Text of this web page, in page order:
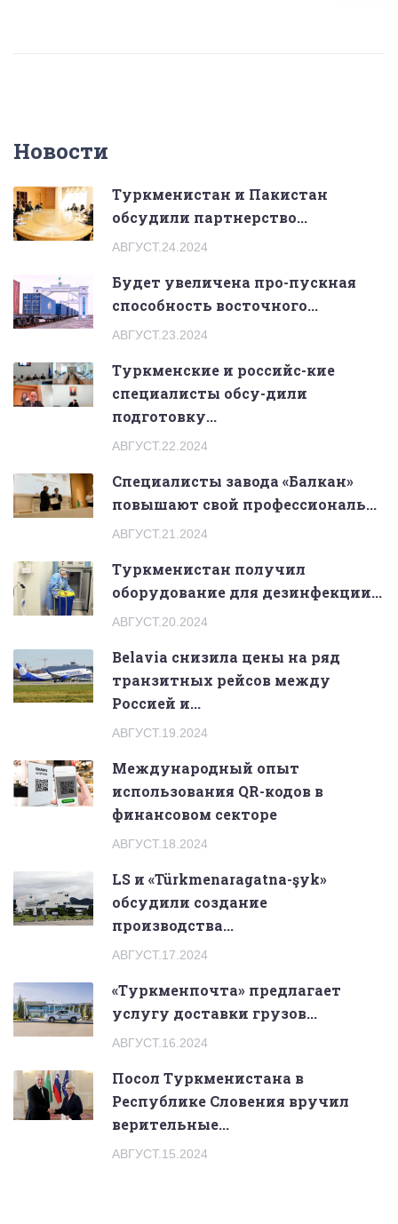
Новости
Туркменистан и Пакистан
обсудили партнерство...
АВГУСТ.24.2024
Будет увеличена про-пускная
способность восточного...
АВГУСТ.23.2024
Туркменские и российс-кие
специалисты обсу-дили
подготовку...
АВГУСТ.22.2024
Специалисты завода «Балкан»
повышают свой профессиональ...
АВГУСТ.21.2024
Туркменистан получил
оборудование для дезинфекции...
АВГУСТ.20.2024
Belavia снизила цены на ряд
транзитных рейсов между
Россией и...
АВГУСТ.19.2024
Международный опыт
использования QR-кодов в
финансовом секторе
АВГУСТ.18.2024
LS и «Türkmenaragatna-şyk»
обсудили создание
производства...
АВГУСТ.17.2024
«Туркменпочта» предлагает
услугу доставки грузов...
АВГУСТ.16.2024
Посол Туркменистана в
Республике Словения вручил
верительные...
АВГУСТ.15.2024